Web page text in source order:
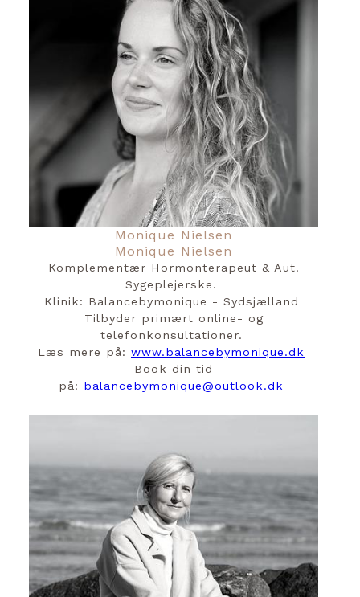
Monique Nielsen
Monique Nielsen
Komplementær Hormonterapeut & Aut.
Sygeplejerske.
Klinik: Balancebymonique - Sydsjælland
Tilbyder primært online- og
telefonkonsultationer.
Læs mere på: www.balancebymonique.dk
Book din tid
på: balancebymonique@outlook.dk